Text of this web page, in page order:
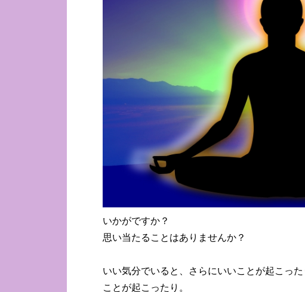
いかがですか？
思い当たることはありませんか？
いい気分でいると、さらにいいことが起こっ
ことが起こったり。